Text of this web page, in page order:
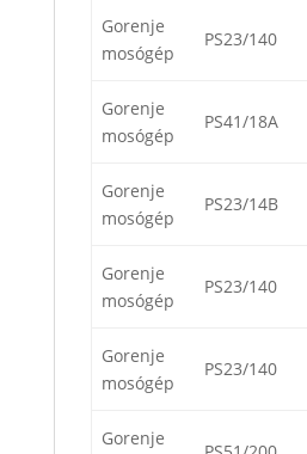
Gorenje
mosógép
PS23/140
Gorenje
mosógép
PS41/18A
Gorenje
mosógép
PS23/14B
Gorenje
mosógép
PS23/140
Gorenje
mosógép
PS23/140
Gorenje